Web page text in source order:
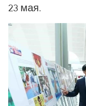
23 мая.